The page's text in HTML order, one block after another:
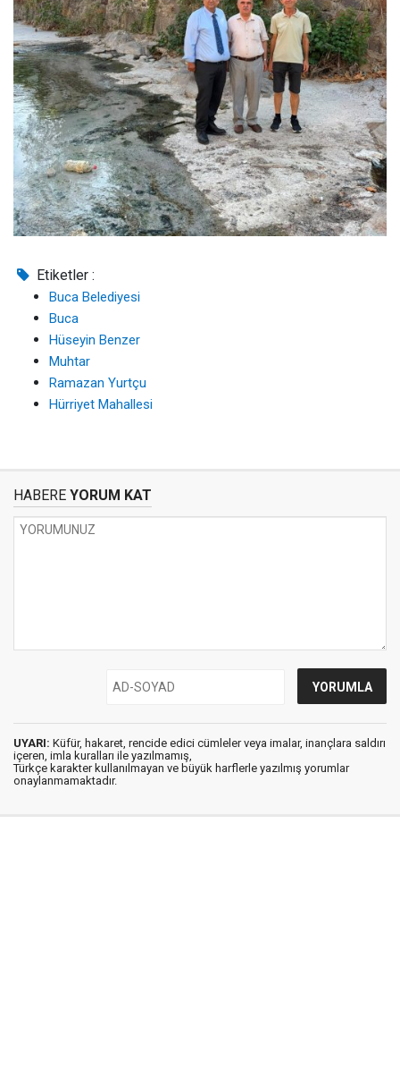
Etiketler :
Buca Belediyesi
Buca
Hüseyin Benzer
Muhtar
Ramazan Yurtçu
Hürriyet Mahallesi
HABERE YORUM KAT
UYARI: Küfür, hakaret, rencide edici cümleler veya imalar, inançlara saldırı
içeren, imla kuralları ile yazılmamış,
Türkçe karakter kullanılmayan ve büyük harflerle yazılmış yorumlar
onaylanmamaktadır.